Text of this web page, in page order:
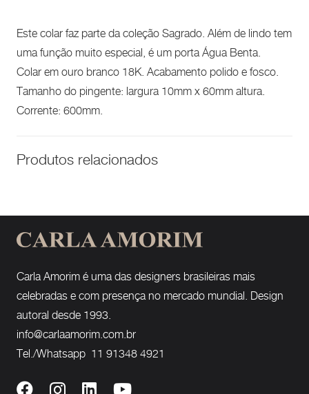
Este colar faz parte da coleção Sagrado. Além de lindo tem
uma função muito especial, é um porta Água Benta.
Colar em ouro branco 18K. Acabamento polido e fosco.
Tamanho do pingente: largura 10mm x 60mm altura.
Corrente: 600mm.
Produtos relacionados
Carla Amorim é uma das designers brasileiras mais
celebradas e com presença no mercado mundial. Design
autoral desde 1993.
info@carlaamorim.com.br
Tel./Whatsapp 11 91348 4921